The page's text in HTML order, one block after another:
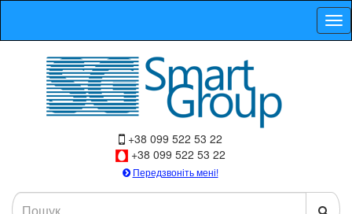
+38 099 522 53 22
+38 099 522 53 22
Передзвоніть мені!